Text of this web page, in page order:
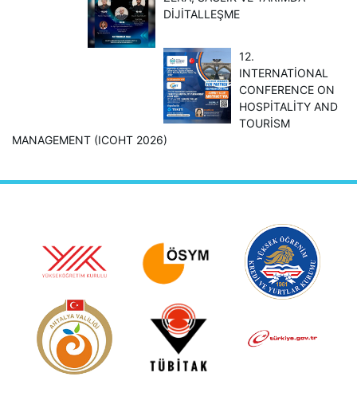
DİJİTALLEŞME
12.
INTERNATİONAL
CONFERENCE ON
HOSPİTALİTY AND
TOURİSM
MANAGEMENT (ICOHT 2026)